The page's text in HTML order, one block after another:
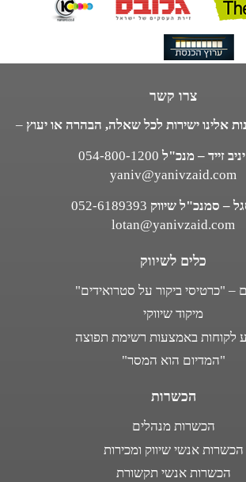
צרו קשר
אלינו ישירות לכל שאלה, הבהרה או יעוץ –
זייד – מנכ"ל 054-800-1200
yaniv@yanivzaid.com
– סמנכ"ל שיווק 052-6189393
lotan@yanivzaid.com
כלים לשיווק
– "כרטיסי ביקור על סטרואידים"
מיקוד שיווקי
לקוחות באמצעות רשימת תפוצה
"המדיום הוא המסר"
הכשרות
הכשרות מנהלים
הכשרות אנשי שיווק ומכירות
הכשרות אנשי תקשורת